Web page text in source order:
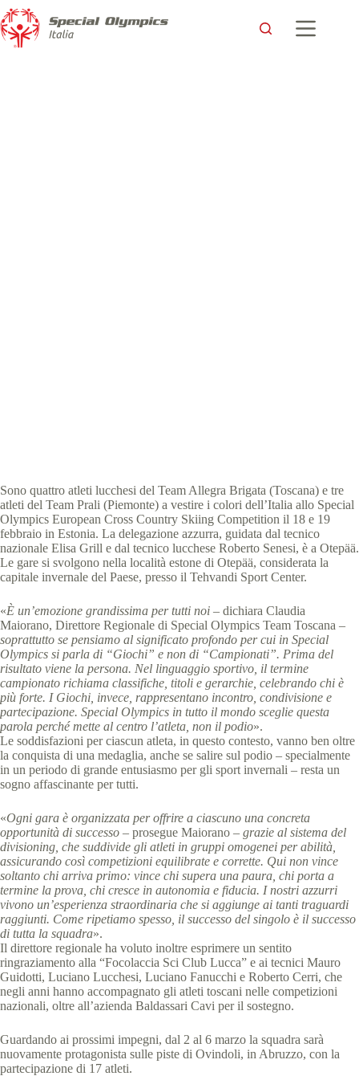
Sono quattro atleti lucchesi del Team Allegra Brigata (Toscana) e tre
atleti del Team Prali (Piemonte) a vestire i colori dell’Italia allo Special
Olympics European Cross Country Skiing Competition il 18 e 19
febbraio in Estonia. La delegazione azzurra, guidata dal tecnico
nazionale Elisa Grill e dal tecnico lucchese Roberto Senesi, è a Otepää.
Le gare si svolgono nella località estone di Otepää, considerata la
capitale invernale del Paese, presso il Tehvandi Sport Center.
«È un’emozione grandissima per tutti noi – dichiara Claudia
Maiorano, Direttore Regionale di Special Olympics Team Toscana –
soprattutto se pensiamo al significato profondo per cui in Special
Olympics si parla di “Giochi” e non di “Campionati”. Prima del
risultato viene la persona. Nel linguaggio sportivo, il termine
campionato richiama classifiche, titoli e gerarchie, celebrando chi è
più forte. I Giochi, invece, rappresentano incontro, condivisione e
partecipazione. Special Olympics in tutto il mondo sceglie questa
parola perché mette al centro l’atleta, non il podio».
Le soddisfazioni per ciascun atleta, in questo contesto, vanno ben oltre
la conquista di una medaglia, anche se salire sul podio – specialmente
in un periodo di grande entusiasmo per gli sport invernali – resta un
sogno affascinante per tutti.
«Ogni gara è organizzata per offrire a ciascuno una concreta
opportunità di successo – prosegue Maiorano – grazie al sistema del
divisioning, che suddivide gli atleti in gruppi omogenei per abilità,
assicurando così competizioni equilibrate e corrette. Qui non vince
soltanto chi arriva primo: vince chi supera una paura, chi porta a
termine la prova, chi cresce in autonomia e fiducia. I nostri azzurri
vivono un’esperienza straordinaria che si aggiunge ai tanti traguardi
raggiunti. Come ripetiamo spesso, il successo del singolo è il successo
di tutta la squadra».
Il direttore regionale ha voluto inoltre esprimere un sentito
ringraziamento alla “Focolaccia Sci Club Lucca” e ai tecnici Mauro
Guidotti, Luciano Lucchesi, Luciano Fanucchi e Roberto Cerri, che
negli anni hanno accompagnato gli atleti toscani nelle competizioni
nazionali, oltre all’azienda Baldassari Cavi per il sostegno.
Guardando ai prossimi impegni, dal 2 al 6 marzo la squadra sarà
nuovamente protagonista sulle piste di Ovindoli, in Abruzzo, con la
partecipazione di 17 atleti.